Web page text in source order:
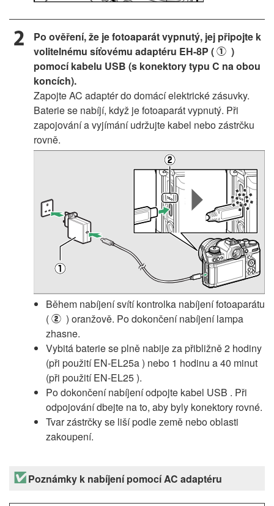
Po ověření, že je fotoaparát vypnutý, jej připojte k
volitelnému síťovému adaptéru EH-8P ( q )
pomocí kabelu USB (s konektory typu C na obou
koncích).
Zapojte AC adaptér do domácí elektrické zásuvky.
Baterie se nabíjí, když je fotoaparát vypnutý. Při
zapojování a vyjímání udržujte kabel nebo zástrčku
rovně.
Během nabíjení svítí kontrolka nabíjení fotoaparátu
( w ) oranžově. Po dokončení nabíjení lampa
zhasne.
Vybitá baterie se plně nabije za přibližně 2 hodiny
(při použití EN-EL25a ) nebo 1 hodinu a 40 minut
(při použití EN-EL25 ).
Po dokončení nabíjení odpojte kabel USB . Při
odpojování dbejte na to, aby byly konektory rovné.
Tvar zástrčky se liší podle země nebo oblasti
zakoupení.
Poznámky k nabíjení pomocí AC adaptéru